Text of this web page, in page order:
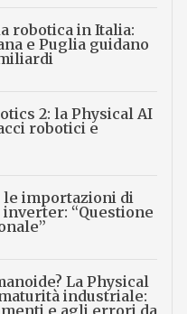
robotica in Italia:
e Puglia guidano
2: la Physical AI
robotici e
le importazioni di
“Questione
La Physical
industriale: